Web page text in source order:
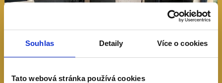
Souhlas Detaily Více o cookies
Tato webová stránka používá cookies